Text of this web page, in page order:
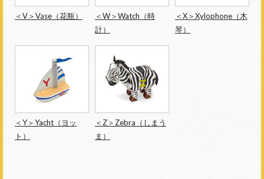
＜V＞Vase（花瓶）
＜W＞Watch（時
計）
＜X＞Xylophone（木
琴）
＜Y＞Yacht（ヨッ
ト）
＜Z＞Zebra（しまう
ま）